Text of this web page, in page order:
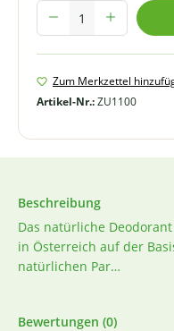
Produkt Anzahl: Gib den
Zum Merkzettel
Artikel-Nr.:ZU1100
Beschreibung
Das natürliche
in Österreich auf der
natürlichen Par…
Bewertungen (0)